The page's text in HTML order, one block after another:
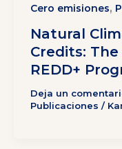
Cero emisiones,
Natural
Credits:
REDD+
Deja un
Publicaciones /